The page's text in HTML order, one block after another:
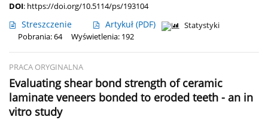
DOI: https://doi.org/10.5114/ps/193104
Streszczenie Artykuł (PDF)
Statystyki
Pobrania: 64
Wyświetlenia: 192
PRACA ORYGINALNA
Evaluating shear bond strength of ceramic
laminate veneers bonded to eroded teeth - an in
vitro study